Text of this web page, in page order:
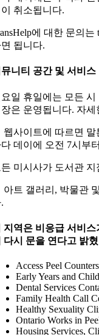
취소됩니다.
에 대한 문의는
됩니다.
니티 공간 및 서비스
일 휴일에는 모든
은 운영됩니다. 자세
웹사이트에 따르면
데이에 오전 7시부
미시사가 도서관
아트 갤러리, 박물관
지역은 비응급 서비
다시 문을 연다고 밝
Access Peel Counters
Early Years and
Dental Services
Family Health Call
Healthy Sexuality
Ontario Works in
Housing Services,